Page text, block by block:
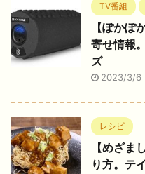
TV番組
【ぽかぽ
寄せ情報
ズ
2023/3/6
レシピ
【めざま
り方。テ